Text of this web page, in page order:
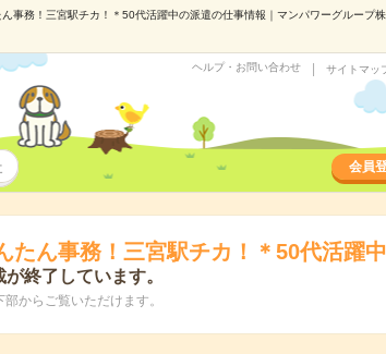
事務！三宮駅チカ！＊50代活躍中の派遣の仕事情報｜マンパワーグループ
ヘルプ・お問い合わせ サイトマッ
会員
たん事務！三宮駅チカ！＊50代活躍中
終了しています。
からご覧いただけます。